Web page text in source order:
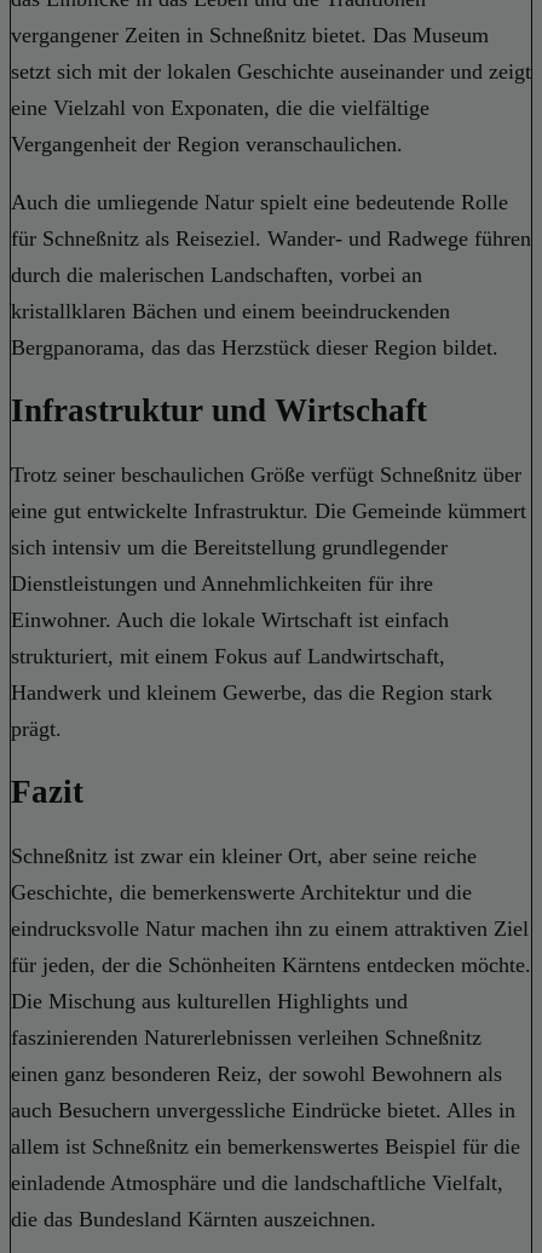
vergangener Zeiten in Schneßnitz bietet. Das Museum
setzt sich mit der lokalen Geschichte auseinander und zeigt
eine Vielzahl von Exponaten, die die vielfältige
Vergangenheit der Region veranschaulichen.
Auch die umliegende Natur spielt eine bedeutende Rolle
für Schneßnitz als Reiseziel. Wander- und Radwege führen
durch die malerischen Landschaften, vorbei an
kristallklaren Bächen und einem beeindruckenden
Bergpanorama, das das Herzstück dieser Region bildet.
Infrastruktur und Wirtschaft
Trotz seiner beschaulichen Größe verfügt Schneßnitz über
eine gut entwickelte Infrastruktur. Die Gemeinde kümmert
sich intensiv um die Bereitstellung grundlegender
Dienstleistungen und Annehmlichkeiten für ihre
Einwohner. Auch die lokale Wirtschaft ist einfach
strukturiert, mit einem Fokus auf Landwirtschaft,
Handwerk und kleinem Gewerbe, das die Region stark
prägt.
Fazit
Schneßnitz ist zwar ein kleiner Ort, aber seine reiche
Geschichte, die bemerkenswerte Architektur und die
eindrucksvolle Natur machen ihn zu einem attraktiven Ziel
für jeden, der die Schönheiten Kärntens entdecken möchte.
Die Mischung aus kulturellen Highlights und
faszinierenden Naturerlebnissen verleihen Schneßnitz
einen ganz besonderen Reiz, der sowohl Bewohnern als
auch Besuchern unvergessliche Eindrücke bietet. Alles in
allem ist Schneßnitz ein bemerkenswertes Beispiel für die
einladende Atmosphäre und die landschaftliche Vielfalt,
die das Bundesland Kärnten auszeichnen.